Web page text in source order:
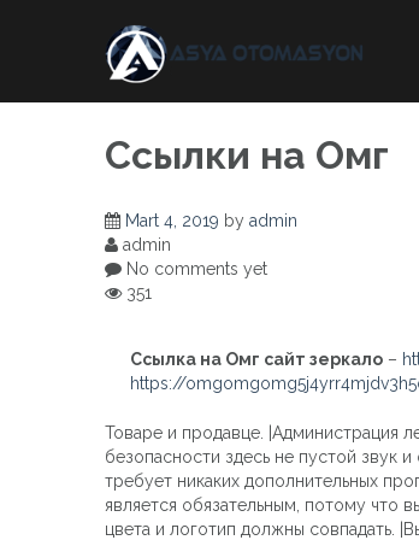
Ссылки на Омг
Mart 4, 2019 by admin
admin
No comments yet
351
Ссылка на Омг сайт зеркало –
https://
Товаре и продавце. |Администрация
безопасности здесь не пустой звук
требует никаких дополнительных
является обязательным, потому что
цвета и логотип должны совпадать.